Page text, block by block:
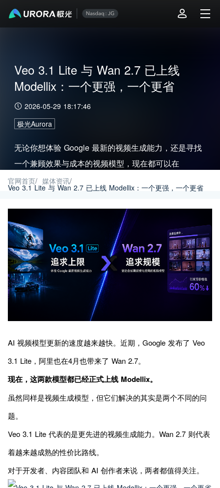
Veo 3.1 Lite 与 Wan 2.7 已上线
Modellix：一个更强，一个更省
2026-05-29 18:17:46
极光Aurora
无论你想体验 Google 最新的视频生成能力，还是寻找
一个兼顾效果与成本的视频模型，现在都可以在
Modellix 直接开始测试。
官网首页/ 媒体资讯/
Veo 3.1 Lite 与 Wan 2.7 已上线 Modellix：一个更强，一个更省
AI 视频模型更新的速度越来越快。近期，Google 发布了 Veo
3.1 Lite，阿里也在4月也带来了 Wan 2.7。
现在，这两款模型都已经正式上线 Modellix。
虽然同样是视频生成模型，但它们解决的其实是两个不同的问
题。
Veo 3.1 Lite 代表的是更先进的视频生成能力。Wan 2.7 则代表
着越来越成熟的性价比路线。
对于开发者、内容团队和 AI 创作者来说，两者都值得关注。